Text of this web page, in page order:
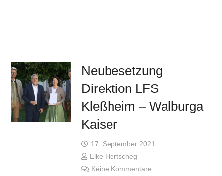
Neubesetzung
Direktion LFS
Kleßheim – Walburga
Kaiser
17. September 2021
Elke Hertscheg
Keine Kommentare